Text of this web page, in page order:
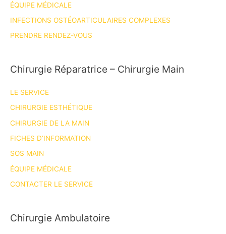
ÉQUIPE MÉDICALE
INFECTIONS OSTÉOARTICULAIRES COMPLEXES
PRENDRE RENDEZ-VOUS
Chirurgie Réparatrice – Chirurgie Main
LE SERVICE
CHIRURGIE ESTHÉTIQUE
CHIRURGIE DE LA MAIN
FICHES D’INFORMATION
SOS MAIN
ÉQUIPE MÉDICALE
CONTACTER LE SERVICE
Chirurgie Ambulatoire